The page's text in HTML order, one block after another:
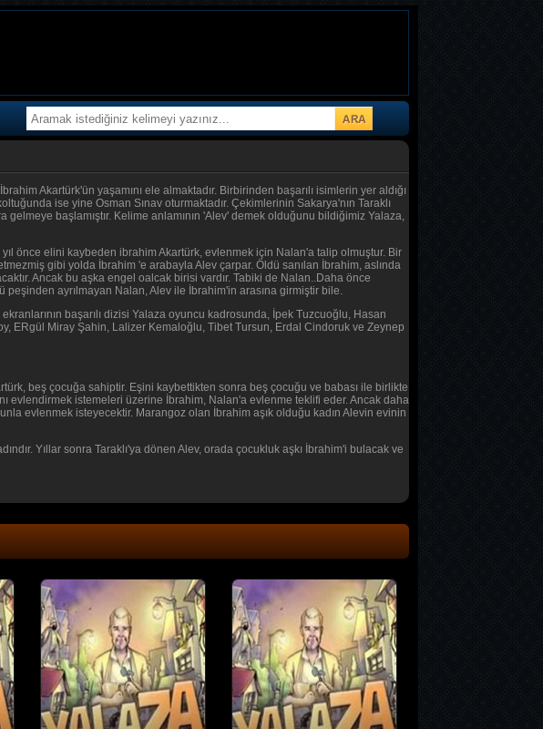
Akartürk'ün yaşamını ele almaktadır. Birbirinden başarılı isimlerin yer aldığı
ise yine Osman Sınav oturmaktadır. Çekimlerinin Sakarya'nın Taraklı
başlamıştır. Kelime anlamının 'Alev' demek olduğunu bildiğimiz Yalaza,
önce elini kaybeden ibrahim Akartürk, evlenmek için Nalan'a talip olmuştur. Bir
gibi yolda İbrahim 'e arabayla Alev çarpar. Öldü sanılan İbrahim, aslında
Ancak bu aşka engel oalcak birisi vardır. Tabiki de Nalan..Daha önce
ayrılmayan Nalan, Alev ile İbrahim'in arasına girmiştir bile.
başarılı dizisi Yalaza oyuncu kadrosunda, İpek Tuzcuoğlu, Hasan
ERgül Miray Şahin, Lalizer Kemaloğlu, Tibet Tursun, Erdal Cindoruk ve Zeynep
beş çocuğa sahiptir. Eşini kaybettikten sonra beş çocuğu ve babası ile birlikte
evlendirmek istemeleri üzerine İbrahim, Nalan'a evlenme teklifi eder. Ancak daha
evlenmek isteyecektir. Marangoz olan İbrahim aşık olduğu kadın Alevin evinin
Yıllar sonra Taraklı'ya dönen Alev, orada çocukluk aşkı İbrahim'i bulacak ve